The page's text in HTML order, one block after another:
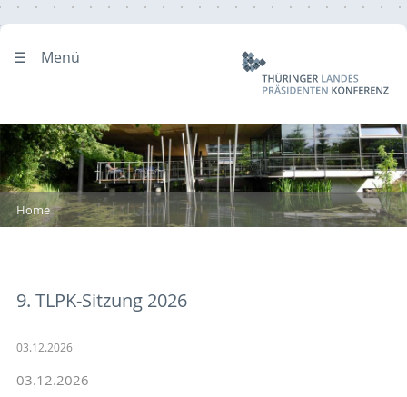
Menü
Home
9. TLPK-Sitzung 2026
03.12.2026
03.12.2026